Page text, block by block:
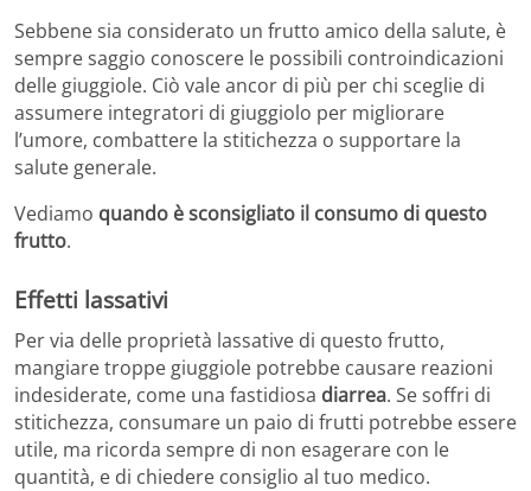
Sebbene sia considerato un frutto amico della salute, è
sempre saggio conoscere le possibili controindicazioni
delle giuggiole. Ciò vale ancor di più per chi sceglie di
assumere integratori di giuggiolo per migliorare
l’umore, combattere la stitichezza o supportare la
salute generale.
Vediamo quando è sconsigliato il consumo di questo
frutto.
Effetti lassativi
Per via delle proprietà lassative di questo frutto,
mangiare troppe giuggiole potrebbe causare reazioni
indesiderate, come una fastidiosa diarrea. Se soffri di
stitichezza, consumare un paio di frutti potrebbe essere
utile, ma ricorda sempre di non esagerare con le
quantità, e di chiedere consiglio al tuo medico.